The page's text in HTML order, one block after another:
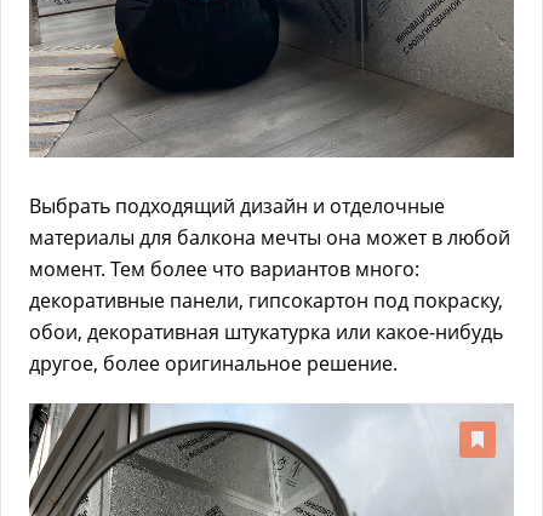
Выбрать подходящий дизайн и отделочные
материалы для балкона мечты она может в любой
момент. Тем более что вариантов много:
декоративные панели, гипсокартон под покраску,
обои, декоративная штукатурка или какое-нибудь
другое, более оригинальное решение.